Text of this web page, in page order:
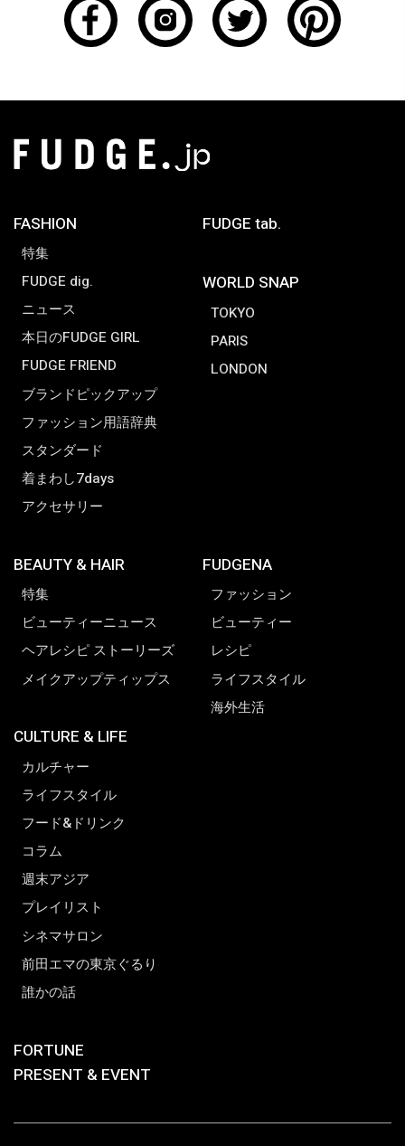
FASHION
特集
FUDGE dig.
ニュース
本日のFUDGE GIRL
FUDGE FRIEND
ブランドピックアップ
ファッション用語辞典
スタンダード
着まわし7days
アクセサリー
FUDGE tab.
WORLD SNAP
TOKYO
PARIS
LONDON
BEAUTY & HAIR
特集
ビューティーニュース
ヘアレシピ ストーリーズ
メイクアップティップス
CULTURE & LIFE
カルチャー
ライフスタイル
フード&ドリンク
コラム
週末アジア
プレイリスト
シネマサロン
前田エマの東京ぐるり
誰かの話
FUDGENA
ファッション
ビューティー
レシピ
ライフスタイル
海外生活
FORTUNE
PRESENT & EVENT